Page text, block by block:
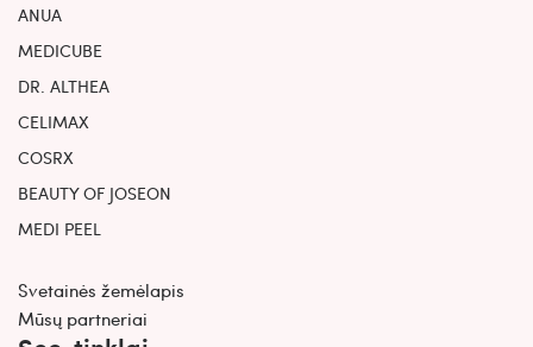
ANUA
MEDICUBE
DR. ALTHEA
CELIMAX
COSRX
BEAUTY OF JOSEON
MEDI PEEL
Svetainės žemėlapis
Mūsų partneriai